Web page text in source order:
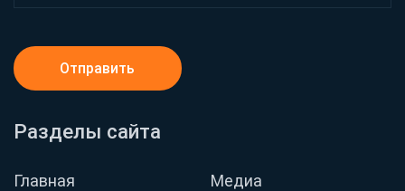
Разделы сайта
Главная
Медиа
Отправить